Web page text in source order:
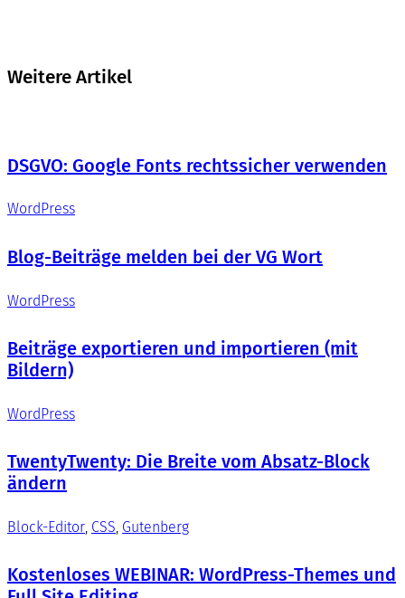
Weitere Artikel
DSGVO: Google Fonts rechtssicher verwenden
WordPress
Blog-Beiträge melden bei der VG Wort
WordPress
Beiträge exportieren und importieren (mit
Bildern)
WordPress
TwentyTwenty: Die Breite vom Absatz-Block
ändern
Block-Editor CSS Gutenberg
Kostenloses WEBINAR: WordPress-Themes und